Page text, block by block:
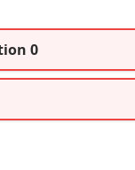
0